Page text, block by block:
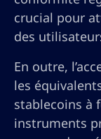
crucial pour
des
En outre,
les
stablecoins à
instruments